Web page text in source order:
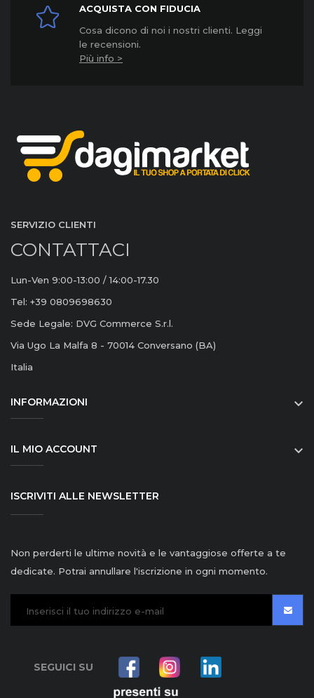
ACQUISTA CON FIDUCIA
Cosa dicono di noi i nostri clienti. Leggi
le recensioni.
Più info >
SERVIZIO CLIENTI
CONTATTACI
Lun-Ven 9:00-13:00 / 14:00-17.30
Tel: +39 0809698630
Sede Legale: DVG Commerce S.r.l.
Via Ugo La Malfa 8 - 70014 Conversano (BA)
Italia
INFORMAZIONI 
IL MIO ACCOUNT 
ISCRIVITI ALLE NEWSLETTER
Non perderti le ultime novità e le vantaggiose offerte a te
dedicate. Potrai annullare l'iscrizione in ogni momento.
SEGUICI SU